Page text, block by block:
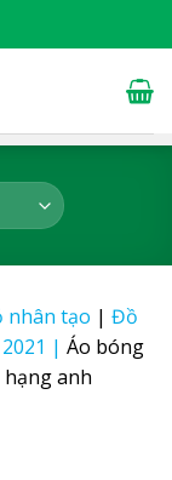
nhân tạo | Đồ
| Áo bóng
anh